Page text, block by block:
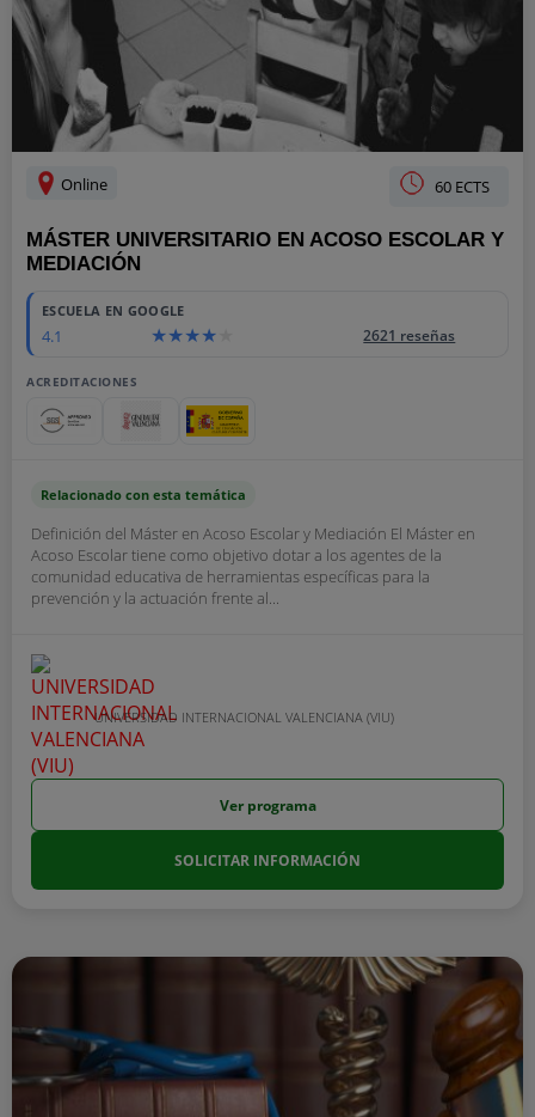
Online 60 ECTS
MÁSTER UNIVERSITARIO EN ACOSO ESCOLAR Y
MEDIACIÓN
ESCUELA EN GOOGLE
4.1 2621 reseñas
ACREDITACIONES
Relacionado con esta temática
Definición del Máster en Acoso Escolar y Mediación El Máster en
Acoso Escolar tiene como objetivo dotar a los agentes de la
comunidad educativa de herramientas específicas para la
prevención y la actuación frente al...
UNIVERSIDAD INTERNACIONAL VALENCIANA (VIU)
Ver programa
SOLICITAR INFORMACIÓN